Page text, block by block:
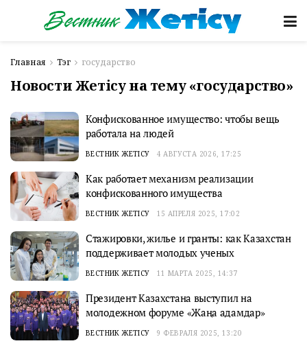
Главная Тэг государство
Новости Жетісу на тему «государство»
Конфискованное имущество: чтобы вещь
работала на людей
ВЕСТНИК ЖЕТІСУ 4 АВГУСТА 2026, 17:25
Как работает механизм реализации
конфискованного имущества
ВЕСТНИК ЖЕТІСУ 15 АПРЕЛЯ 2025, 17:02
Стажировки, жилье и гранты: как Казахстан
поддерживает молодых ученых
ВЕСТНИК ЖЕТІСУ 11 МАРТА 2025, 14:37
Президент Казахстана выступил на
молодежном форуме «Жаңа адамдар»
ВЕСТНИК ЖЕТІСУ 9 ФЕВРАЛЯ 2025, 13:20